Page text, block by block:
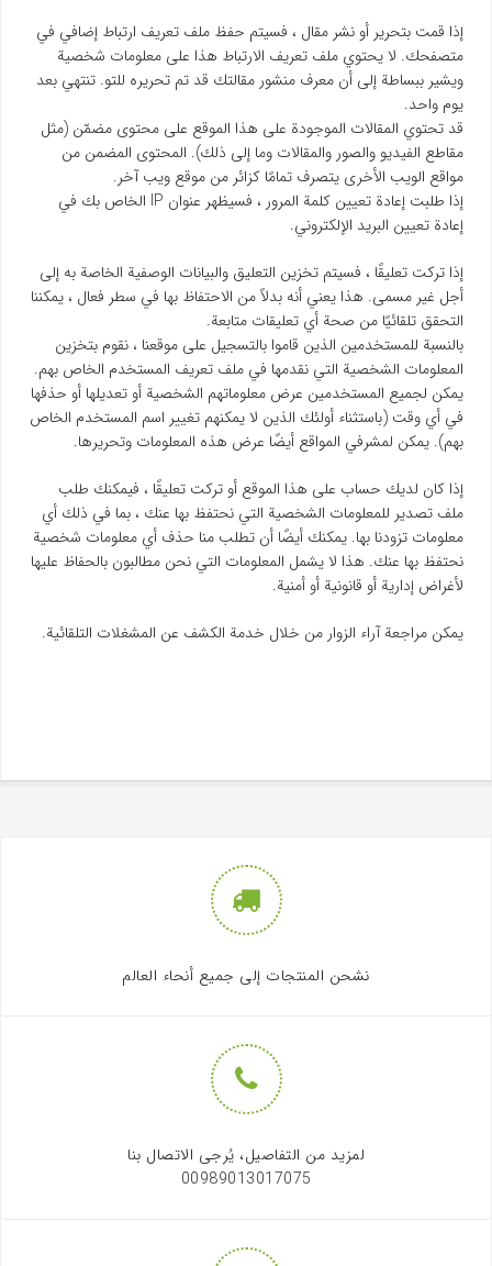
إذا قمت بتحرير أو نشر مقال ، فسيتم حفظ ملف تعريف ارتباط إضافي في
متصفحك. لا يحتوي ملف تعريف الارتباط هذا على معلومات شخصية
ويشير ببساطة إلى أن معرف منشور مقالتك قد تم تحريره للتو. تنتهي بعد
يوم واحد.
قد تحتوي المقالات الموجودة على هذا الموقع على محتوى مضمّن (مثل
مقاطع الفيديو والصور والمقالات وما إلى ذلك). المحتوى المضمن من
مواقع الويب الأخرى يتصرف تمامًا كزائر من موقع ويب آخر.
إذا طلبت إعادة تعيين كلمة المرور ، فسيظهر عنوان IP الخاص بك في
إعادة تعيين البريد الإلكتروني.
إذا تركت تعليقًا ، فسيتم تخزين التعليق والبيانات الوصفية الخاصة به إلى
أجل غير مسمى. هذا يعني أنه بدلاً من الاحتفاظ بها في سطر فعال ، يمكننا
التحقق تلقائيًا من صحة أي تعليقات متابعة.
بالنسبة للمستخدمين الذين قاموا بالتسجيل على موقعنا ، نقوم بتخزين
المعلومات الشخصية التي نقدمها في ملف تعريف المستخدم الخاص بهم.
يمكن لجميع المستخدمين عرض معلوماتهم الشخصية أو تعديلها أو حذفها
في أي وقت (باستثناء أولئك الذين لا يمكنهم تغيير اسم المستخدم الخاص
بهم). يمكن لمشرفي المواقع أيضًا عرض هذه المعلومات وتحريرها.
إذا كان لديك حساب على هذا الموقع أو تركت تعليقًا ، فيمكنك طلب
ملف تصدير للمعلومات الشخصية التي نحتفظ بها عنك ، بما في ذلك أي
معلومات تزودنا بها. يمكنك أيضًا أن تطلب منا حذف أي معلومات شخصية
نحتفظ بها عنك. هذا لا يشمل المعلومات التي نحن مطالبون بالحفاظ عليها
لأغراض إدارية أو قانونية أو أمنية.
يمكن مراجعة آراء الزوار من خلال خدمة الكشف عن المشغلات التلقائية.
نشحن المنتجات إلى جميع أنحاء العالم
لمزيد من التفاصيل، يُرجى الاتصال بنا
00989013017075